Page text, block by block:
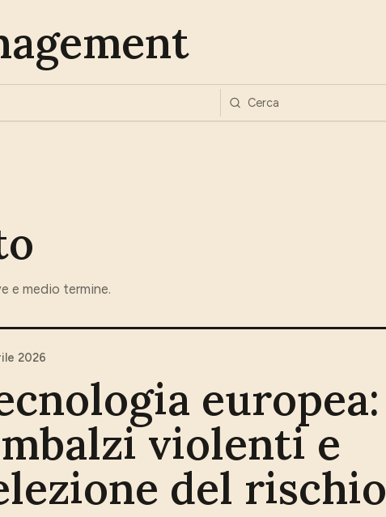
e medio termine.
2026
europea:
violenti e
del rischio